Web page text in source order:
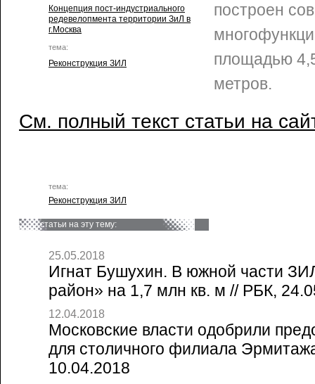
Концепция пост-индустриального
редевелопмента территории ЗиЛ в
г.Москва
тема:
Реконструкция ЗИЛ
построен
площадью
метров.
См. полный текст статьи на
тема:
Реконструкция ЗИЛ
статьи на эту тему:
25.05.2018
Игнат Бушухин. В южной части
район» на 1,7 млн кв. м // РБК,
12.04.2018
Московские власти одобрили
для столичного филиала
10.04.2018